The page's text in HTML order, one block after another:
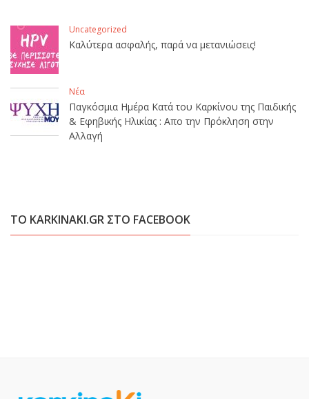
Uncategorized
Καλύτερα ασφαλής, παρά να μετανιώσεις!
Νέα
Παγκόσμια Ημέρα Κατά του Καρκίνου της Παιδικής
& Εφηβικής Ηλικίας : Απο την Πρόκληση στην
Αλλαγή
ΤΟ KARKINAKI.GR ΣΤΟ FACEBOOK